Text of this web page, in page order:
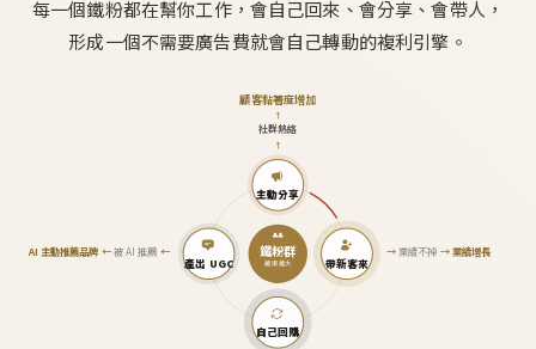
每一個鐵粉都在幫你工作，會自己回來、會分享、會帶人，
形成一個不需要廣告費就會自己轉動的複利引擎。
鐵粉群
越滾越大
主動分享
↑
社群熱絡
↑
顧客黏著度增加
帶新客來
→業績不掉 →業績增長
自己回購
產出 UGC
AI 主動推薦品牌←被 AI 推薦 ←